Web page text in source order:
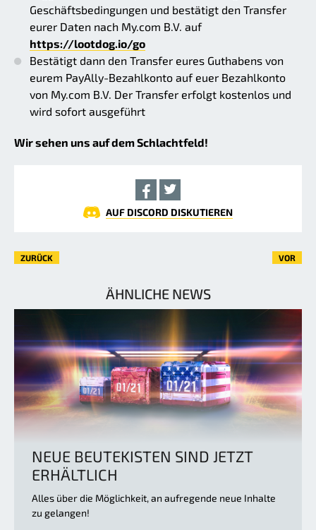
Geschäftsbedingungen und bestätigt den Transfer
eurer Daten nach My.com B.V. auf
https://lootdog.io/go
Bestätigt dann den Transfer eures Guthabens von
eurem PayAlly-Bezahlkonto auf euer Bezahlkonto
von My.com B.V. Der Transfer erfolgt kostenlos und
wird sofort ausgeführt
Wir sehen uns auf dem Schlachtfeld!
AUF DISCORD DISKUTIEREN
ZURÜCK VOR
ÄHNLICHE NEWS
NEUE BEUTEKISTEN SIND JETZT
ERHÄLTLICH
Alles über die Möglichkeit, an aufregende neue Inhalte
zu gelangen!